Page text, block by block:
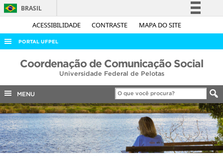
ACESSIBILIDADE CONTRASTE MAPA DO SITE
BRASIL
Simplifique!
Acesso à informação
Legislação
Canais
PORTAL UFPEL
ACESSO À INFORMAÇÃO
COBALTO
CONCURSOS
EDITAIS
INTERNACIONAL
Coordenação de Comunicação Social
Universidade Federal de Pelotas
MENU